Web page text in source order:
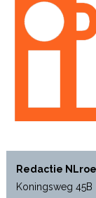
Redactie
Koningsweg 45B